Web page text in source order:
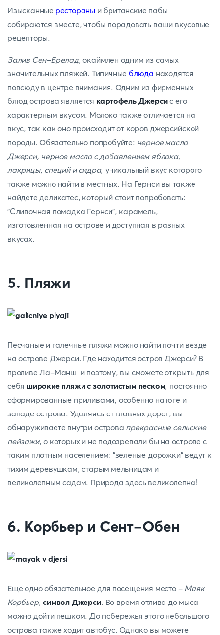
Изысканные рестораны и британские пабы
собираются вместе, чтобы порадовать ваши вкусовые
рецепторы.
Залив Сен-Брелад, окаймлен одним из самых
значительных пляжей. Типичные блюда находятся
повсюду в центре внимания. Одним из фирменных
блюд острова является картофель Джерсис его
характерным вкусом. Молоко также отличается на
вкус, так как оно происходит от коров джерсийской
породы. Обязательно попробуйте: черное масло
Джерси, черное масло с добавлением яблока,
лакрицы, специй и сидра, уникальный вкус которого
также можно найти в местных. На Гернси вы также
найдете деликатес, который стоит попробовать:
"Сливочная помадка Гернси", карамель,
изготовленная на острове и доступная в разных
вкусах.
5. Пляжи
Песчаные и галечные пляжи можно найти почти везде
на острове Джерси. Где находится остров Джерси? В
проливе Ла-Манш и поэтому, вы сможете открыть для
себя широкие пляжи с золотистым песком, постоянно
сформированные приливами, особенно на юге и
западе острова. Удаляясь от главных дорог, вы
обнаруживаете внутри острова прекрасные сельские
пейзажи, о которых и не подозревали бы на острове с
таким плотным населением: "зеленые дорожки" ведут к
тихим деревушкам, старым мельницам и
великолепным садам. Природа здесь великолепна!
6. Корбьер и Сент-Обен
Еще одно обязательное для посещения место - Маяк
Корбьер,символ Джерси. Во время отлива до мыса
можно дойти пешком. До побережья этого небольшого
острова также ходит автобус. Однако вы можете